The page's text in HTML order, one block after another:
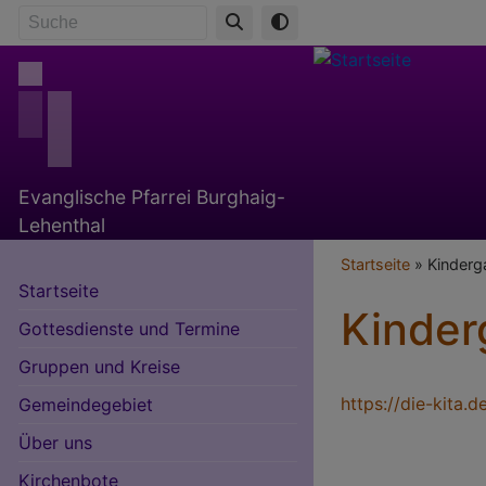
Direkt
Inhalt
Evanglische Pfarrei Burghaig-
Lehenthal
Startseite
Gottesdienste und Termine
Gruppen und Kreise
Gemeindegebiet
Über uns
Kirchenbote
Startseite
https://die-